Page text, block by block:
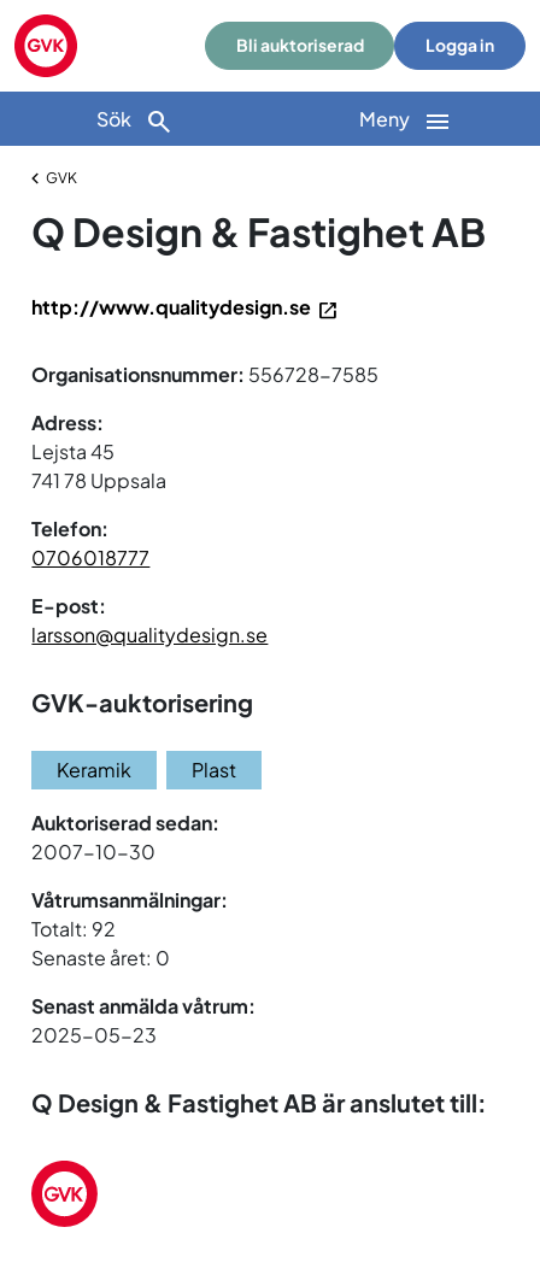
Bli auktoriserad Logga in
Sök Meny
GVK
Q Design & Fastighet AB
http://www.qualitydesign.se
Organisationsnummer: 556728-7585
Adress:
Lejsta 45
741 78 Uppsala
Telefon:
0706018777
E-post:
larsson@qualitydesign.se
GVK-auktorisering
Keramik Plast
Auktoriserad sedan:
2007-10-30
Våtrumsanmälningar:
Totalt: 92
Senaste året: 0
Senast anmälda våtrum:
2025-05-23
Q Design & Fastighet AB är anslutet till: